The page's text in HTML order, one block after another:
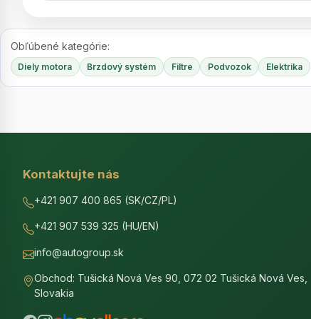
Obľúbené kategórie:
Diely motora Brzdový systém Filtre Podvozok Elektrika
Kontaktujte nás
+421 907 400 865 (SK/CZ/PL)
+421 907 539 325 (HU/EN)
info@autogroup.sk
Obchod: Tušická Nová Ves 90, 072 02 Tušická Nová Ves,
Slovakia